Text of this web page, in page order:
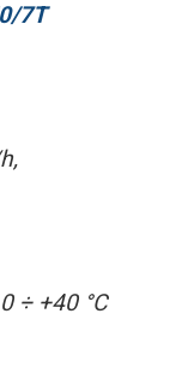
7T
÷ +40 °C